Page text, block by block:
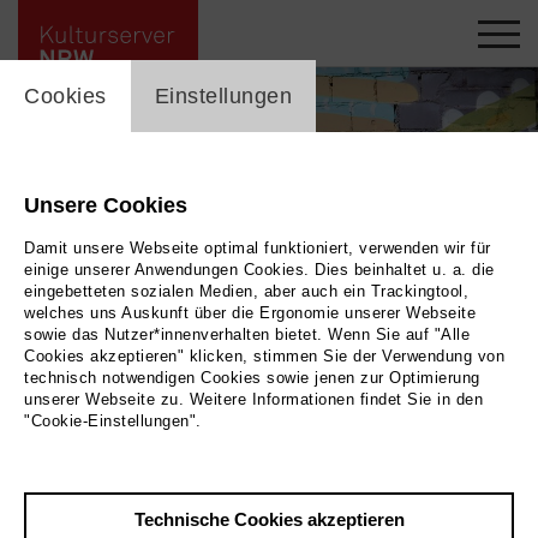
TRYFON TYPOU TRIO
Übersicht
cookie_layer
Cookies Einstellungen
Unsere Cookies
Damit unsere Webseite optimal funktioniert, verwenden wir für
einige unserer Anwendungen Cookies. Dies beinhaltet u. a. die
eingebetteten sozialen Medien, aber auch ein Trackingtool,
welches uns Auskunft über die Ergonomie unserer Webseite
sowie das Nutzer*innenverhalten bietet. Wenn Sie auf "Alle
Cookies akzeptieren" klicken, stimmen Sie der Verwendung von
technisch notwendigen Cookies sowie jenen zur Optimierung
unserer Webseite zu. Weitere Informationen findet Sie in den
"Cookie-Einstellungen".
Technische Cookies akzeptieren